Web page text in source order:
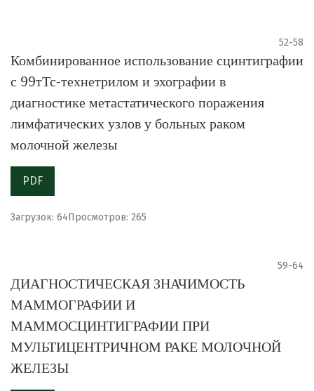
52-58
Комбинированное использование сцинтиграфии
с 99тТс-технетрилом и эхографии в
диагностике метастатического поражения
лимфатических узлов у больных раком
молочной железы
PDF
Загрузок: 64Просмотров: 265
59-64
ДИАГНОСТИЧЕСКАЯ ЗНАЧИМОСТЬ
МАММОГРАФИИ И
МАММОСЦИНТИГРАФИИ ПРИ
МУЛЬТИЦЕНТРИЧНОМ РАКЕ МОЛОЧНОЙ
ЖЕЛЕЗЫ